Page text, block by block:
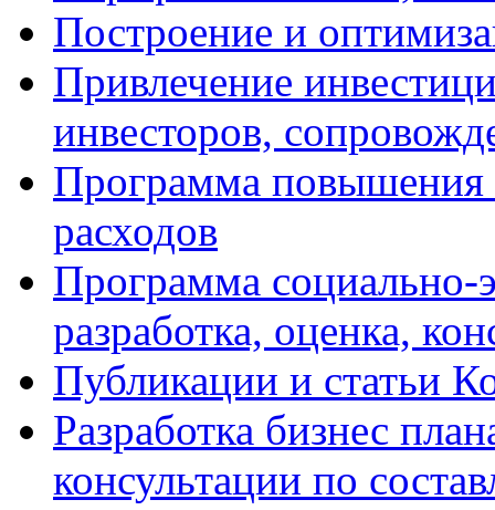
Построение и
Привлечение
инвесторов,
Программа
расходов
Программа социально-
разработка, оценка,
Публикации и статьи
Разработка бизнес
консультации по